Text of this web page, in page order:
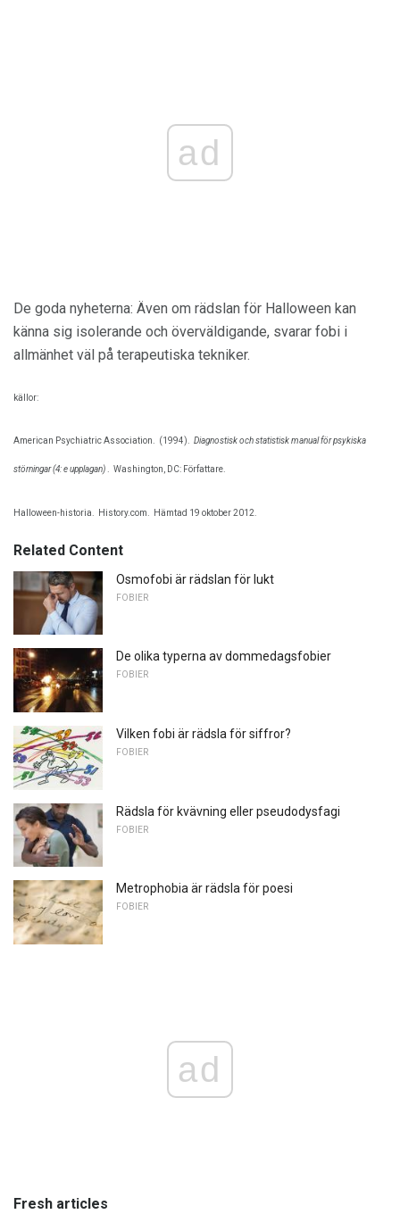
ad
De goda nyheterna: Även om rädslan för Halloween kan
känna sig isolerande och överväldigande, svarar fobi i
allmänhet väl på terapeutiska tekniker.
källor:
American Psychiatric Association. (1994). Diagnostisk och statistisk manual för psykiska
störningar (4: e upplagan). Washington, DC: Författare.
Halloween-historia. History.com. Hämtad 19 oktober 2012.
Related Content
Osmofobi är rädslan för lukt
FOBIER
De olika typerna av dommedagsfobier
FOBIER
Vilken fobi är rädsla för siffror?
FOBIER
Rädsla för kvävning eller pseudodysfagi
FOBIER
Metrophobia är rädsla för poesi
FOBIER
ad
Fresh articles